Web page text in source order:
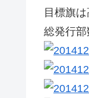
目標旗
総発行